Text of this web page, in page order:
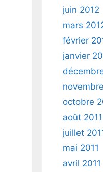
juin 2012
mars
février
janvier
octobre
août 2011
juillet
mai 2011
avril 2011